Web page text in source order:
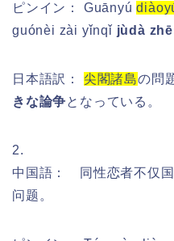
ピンイン： Guānyú
guónèi zài yǐnqǐ jùdà
日本語訳： 尖閣諸島の問
きな論争となっている。
2.
中国語： 同性恋者不仅
问题。